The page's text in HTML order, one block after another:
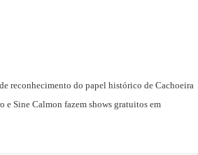
reconhecimento do papel histórico de Cachoeira
e Sine Calmon fazem shows gratuitos em